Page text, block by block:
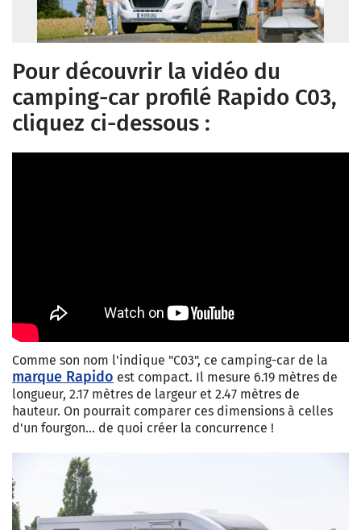
Pour découvrir la vidéo du
camping-car profilé Rapido C03,
cliquez ci-dessous :
Comme son nom l'indique "C03", ce camping-car de la
marque Rapido est compact. Il mesure 6.19 mètres de
longueur, 2.17 mètres de largeur et 2.47 mètres de
hauteur. On pourrait comparer ces dimensions à celles
d'un fourgon… de quoi créer la concurrence !